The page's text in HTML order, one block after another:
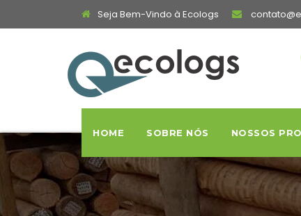
Seja Bem-Vindo à Ecologs
HOME SOBRE NÓS NOSSOS